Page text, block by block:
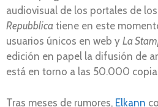
audiovisual de los portales de
Repubblica tiene en este
usuarios únicos en web y La
edición en papel la difusión de
está en torno a las 50.000
Tras meses de rumores, Elkann